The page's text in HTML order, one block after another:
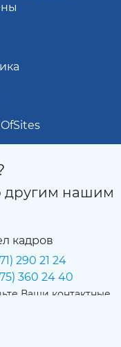
другим нашим
кадров
290 21 24
360 24 40
Ваши контактные